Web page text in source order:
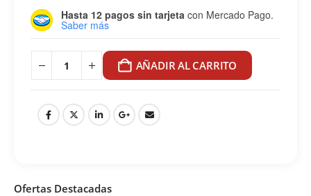
Hasta 12 pagos sin tarjeta con Mercado Pago.
Saber más
AÑADIR AL CARRITO
Ofertas Destacadas